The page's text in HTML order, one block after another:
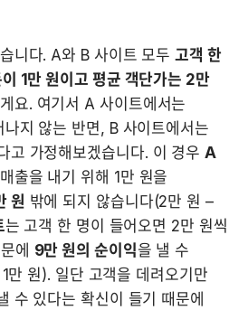
습니다. A와 B 사이트 모두
고객 한
1만 원이고 평균 객단가는 2만
요. 여기서 A 사이트에서는
지 않는 반면, B 사이트에서는
고 가정해보겠습니다. 이 경우 A
출을 내기 위해 1만 원을
원 밖에 되지 않습니다(2만 원 –
는 고객 한 명이 들어오면 2만 원씩
에 9만 원의 순이익을 낼 수
만 원). 일단 고객을 데려오기만
수 있다는 확신이 들기 때문에